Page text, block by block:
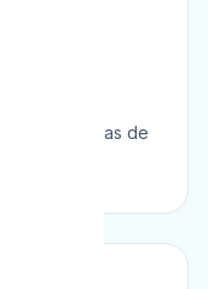
Pas de